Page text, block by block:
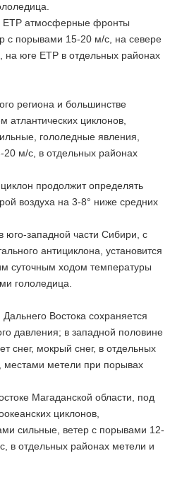
ЕТР атмосферные фронты
с порывами 15-20 м/с, на севере
на юге ЕТР в отдельных районах
региона и большинстве
циклонов,
гололедные явления,
м/с, в отдельных районах
продолжит определять
воздуха на 3-8° ниже средних
юго-западной части Сибири, с
антициклона, установится
суточным ходом температуры
гололедица.
Востока сохраняется
давления; в западной половине
снег, мокрый снег, в отдельных
местами метели при порывах
Магаданской области, под
циклонов,
сильные, ветер с порывами 12-
в отдельных районах метели и